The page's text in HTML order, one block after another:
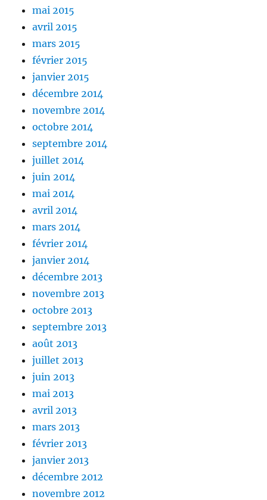
mai 2015
avril 2015
mars 2015
février 2015
janvier 2015
décembre 2014
novembre 2014
octobre 2014
septembre 2014
juillet 2014
juin 2014
mai 2014
avril 2014
mars 2014
février 2014
janvier 2014
décembre 2013
novembre 2013
octobre 2013
septembre 2013
août 2013
juillet 2013
juin 2013
mai 2013
avril 2013
mars 2013
février 2013
janvier 2013
décembre 2012
novembre 2012